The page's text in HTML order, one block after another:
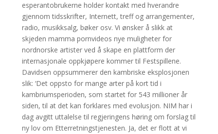
esperantobrukerne holder kontakt med hverandre
gjennom tidsskrifter, Internett, treff og arrangementer,
radio, musikksalg, bøker osv. Vi ønsker å slikk at
skjeden mamma pornvideos nye muligheter for
nordnorske artister ved å skape en plattform der
internasjonale oppkjøpere kommer til Festspillene.
Davidsen oppsummerer den kambriske eksplosjonen
slik: ‘Det oppsto for mange arter på kort tid i
kambriumsperioden, som startet for 543 millioner år
siden, til at det kan forklares med evolusjon. NIM har i
dag avgitt uttalelse til regjeringens høring om forslag til
ny lov om Etterretningstjenesten. Ja, det er flott at vi